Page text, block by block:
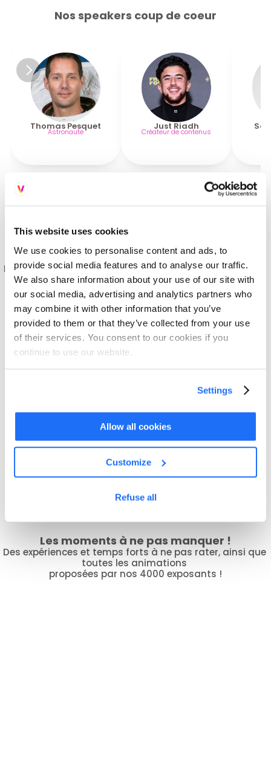
This website uses cookies
We use cookies to personalise content and ads, to
provide social media features and to analyse our traffic.
We also share information about your use of our site with
our social media, advertising and analytics partners who
may combine it with other information that you’ve
provided to them or that they’ve collected from your use
of their services. You consent to our cookies if you
continue to use our website.
Settings
Allow all cookies
Customize
Refuse all
Thomas Pesquet
Astronaute
Just Riadh
Créateur de contenus
Robots, IA, objets du futur :
Tout ce que vous voyez dans les films. En vrai.
Près de 1200 innovations et exclusivités européennes et
mondiales.
service permettant de piloter des
robots humanoïdes. Présents avec un
robot UBTECH pour illustrer leurs
usages.
France
The Exploration
pour transporter du cargo
Lune. Le futur du transport
Allemagne
Les moments à ne pas manquer !
Des expériences et temps forts à ne pas rater, ainsi que
toutes les animations
proposées par nos 4000 exposants !
Nos speakers coup de coeur